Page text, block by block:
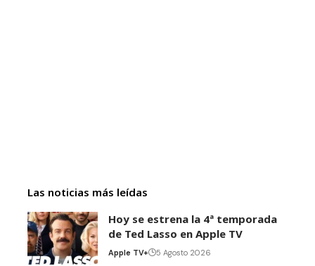
Las noticias más leídas
Hoy se estrena la 4ª temporada
de Ted Lasso en Apple TV
Apple TV+ 5 Agosto 2026